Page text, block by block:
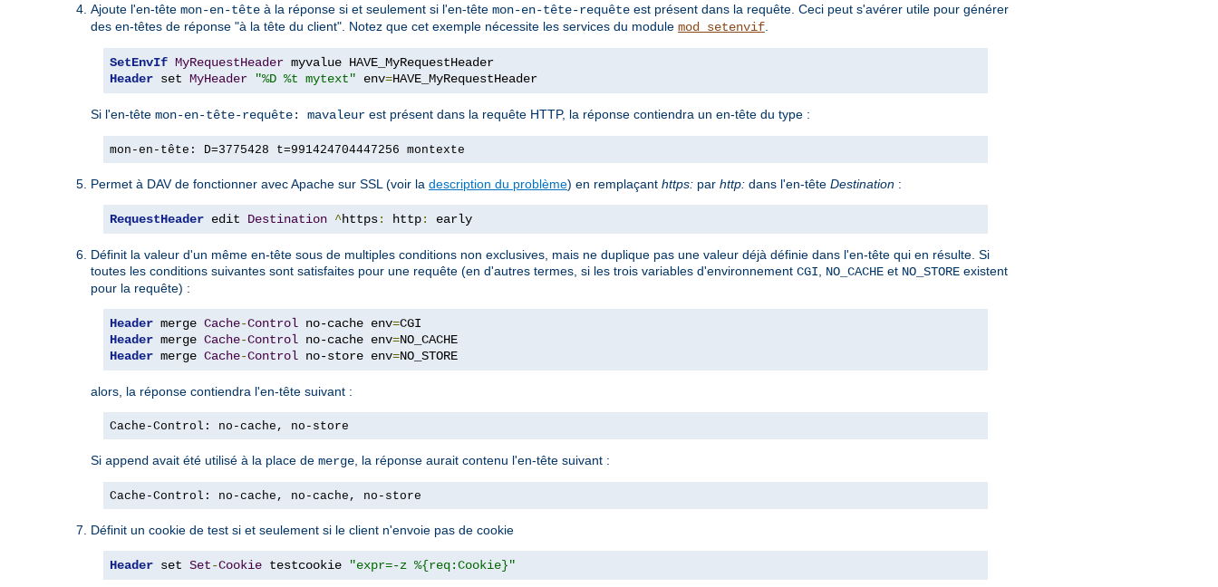
Ajoute l'en-tête mon-en-tête à la réponse si et seulement si l'en-tête mon-en-tête-requête est présent dans la requête. Ceci peut s'avérer utile pour générer
des en-têtes de réponse "à la tête du client". Notez que cet exemple nécessite les services du module mod_setenvif
SetEnvIf MyRequestHeader
Header set MyHeader "%D %t mytext" env=HAVE_MyRequestHeader
Si l'en-tête mon-en-tête-requête: mavaleur est présent dans la requête HTTP, la réponse contiendra un en-tête du type :
mon-en-tête: D=3775428 t=991424704447256 montexte
Permet à DAV de fonctionner avec Apache sur SSL (voir la description du problème) en remplaçant https: par http: dans l'en-tête Destination :
RequestHeader edit Destination ^https: http: early
Définit la valeur d'un même en-tête sous de multiples conditions non exclusives, mais ne duplique pas une valeur déjà définie dans l'en-tête qui en résulte. Si
toutes les conditions suivantes sont satisfaites pour une requête (en d'autres termes, si les trois variables d'environnement CGI NO_CACHE et NO_STORE existent
pour la requête) :
Header merge Cache-Control no-cache env=
Header merge Cache-Control no-cache env=
Header merge Cache-Control no-store env=NO_STORE
alors, la réponse contiendra l'en-tête suivant :
Cache-Control: no-cache, no-store
Si append avait été utilisé à la place de merge , la réponse aurait contenu l'en-tête suivant :
Cache-Control: no-cache, no-cache, no-store
Définit un cookie de test si et seulement si le client n'envoie pas de cookie
Header set Set-Cookie testcookie "expr=-z %{req:Cookie}"